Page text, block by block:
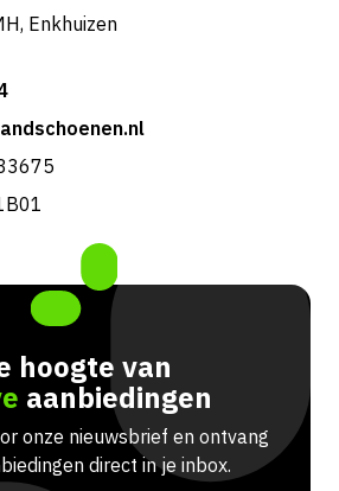
Enkhuizen
hoogte van
aanbiedingen
onze nieuwsbrief en ontvang
direct in je inbox.